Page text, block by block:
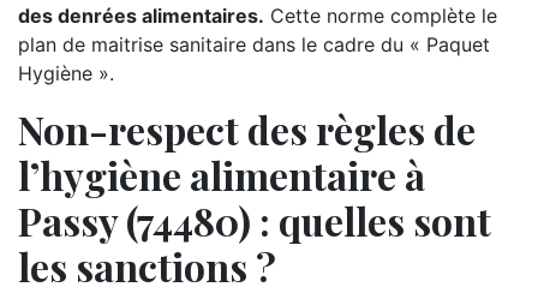
des denrées alimentaires. Cette norme complète le
plan de maitrise sanitaire dans le cadre du « Paquet
Hygiène ».
Non-respect des règles de
l’hygiène alimentaire à
Passy (74480) : quelles sont
les sanctions ?